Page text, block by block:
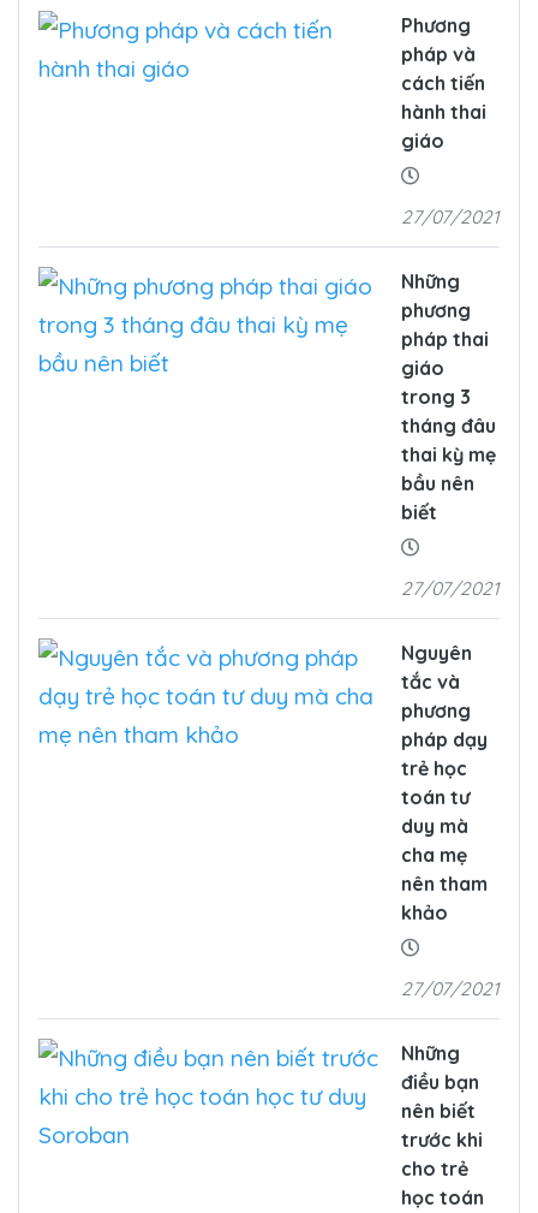
Phương
pháp và
cách tiến
hành thai
giáo
27/07/2021
Những
phương
pháp thai
giáo
trong 3
tháng đâu
thai kỳ mẹ
bầu nên
biết
27/07/2021
Nguyên
tắc và
phương
pháp dạy
trẻ học
toán tư
duy mà
cha mẹ
nên tham
khảo
27/07/2021
Những
điều bạn
nên biết
trước khi
cho trẻ
học toán